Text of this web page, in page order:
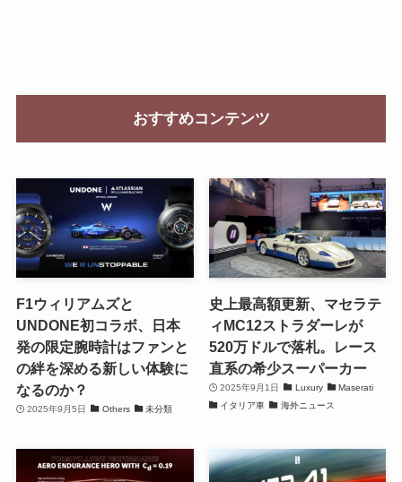
おすすめコンテンツ
F1ウィリアムズと
UNDONE初コラボ、日本
発の限定腕時計はファンと
の絆を深める新しい体験に
なるのか？
2025年9月5日 Others 未分類
史上最高額更新、マセラテ
ィMC12ストラダーレが
520万ドルで落札。レース
直系の希少スーパーカー
2025年9月1日 Luxury
Maserati
イタリア車
海外ニュース